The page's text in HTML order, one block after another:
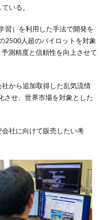
いる。
習）を利用した手法で開発を
2500人超のパイロットを対象
測精度と信頼性を向上させて
から追加取得した乱気流情
させ、世界市場を対象とした
社に向けて販売したい考